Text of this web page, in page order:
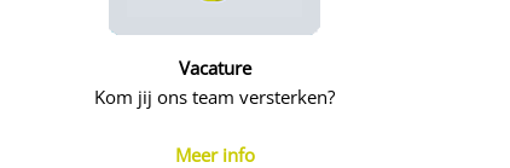
Vacature
Kom jij ons team versterken?
Meer info